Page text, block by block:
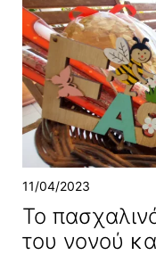
11/04/2023
Το
του νονού